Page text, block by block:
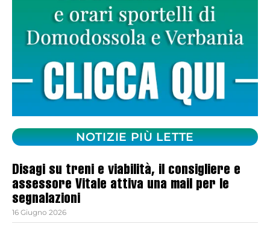
NOTIZIE PIÙ LETTE
Disagi su treni e viabilità, il consigliere e
assessore Vitale attiva una mail per le
segnalazioni
16 Giugno 2026